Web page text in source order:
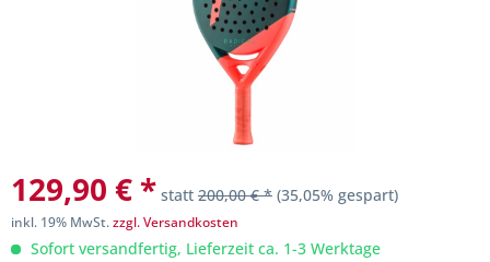
129,90 € * statt 200,00 € * (35,05% gespart)
inkl. 19% MwSt.zzgl. Versandkosten
Sofort versandfertig, Lieferzeit ca. 1-3 Werktage